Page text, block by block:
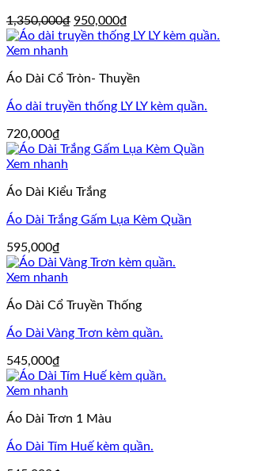
1,350,000₫ Giá
gốc
950,000₫
hiện
950,000₫.
Xem nhanh
Áo Dài Cổ Tròn- Thuyền
Áo dài truyền thống LY LY kèm quần.
720,000₫
Xem nhanh
Áo Dài Kiểu Trắng
Áo Dài Trắng Gấm Lụa Kèm Quần
595,000₫
Xem nhanh
Áo Dài Cổ Truyền Thống
Áo Dài Vàng Trơn kèm quần.
545,000₫
Xem nhanh
Áo Dài Trơn 1 Màu
Áo Dài Tím Huế kèm quần.